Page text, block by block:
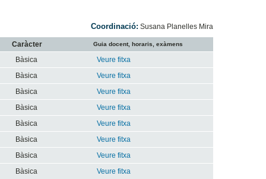
Coordinació: Susana Planelles Mira
Caràcter Guia docent, horaris, exàmens
Bàsica
Veure fitxa
Bàsica
Veure fitxa
Bàsica
Veure fitxa
Bàsica
Veure fitxa
Bàsica
Veure fitxa
Bàsica
Veure fitxa
Bàsica
Veure fitxa
Bàsica
Veure fitxa